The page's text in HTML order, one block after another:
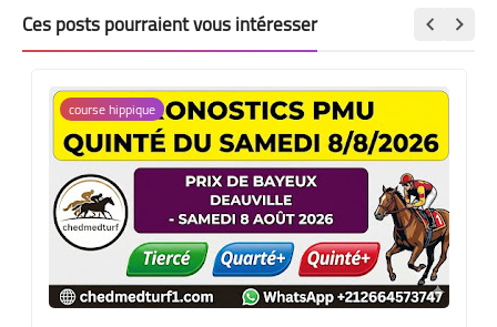
Ces posts pourraient vous intéresser
course hippique